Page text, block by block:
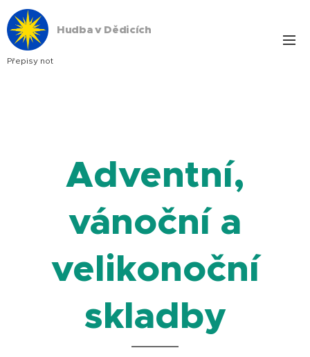
Hudba v Dědicích
Přepisy not
Adventní,
vánoční a
velikonoční
skladby